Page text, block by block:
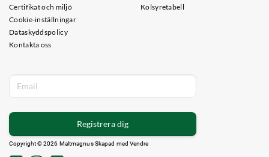
Certifikat och miljö
Cookie-inställningar
Dataskyddspolicy
Kontakta oss
Kolsyretabell
Registrera dig
Copyright © 2026 Maltmagnus Skapad med Vendre